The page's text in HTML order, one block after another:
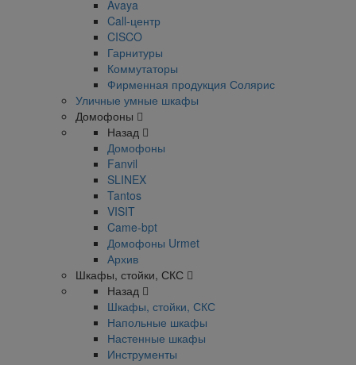
Avaya
Call-центр
CISCO
Гарнитуры
Коммутаторы
Фирменная продукция Солярис
Уличные умные шкафы
Домофоны
Назад
Домофоны
Fanvil
SLINEX
Tantos
VISIT
Came-bpt
Домофоны Urmet
Архив
Шкафы, стойки, СКС
Назад
Шкафы, стойки, СКС
Напольные шкафы
Настенные шкафы
Инструменты